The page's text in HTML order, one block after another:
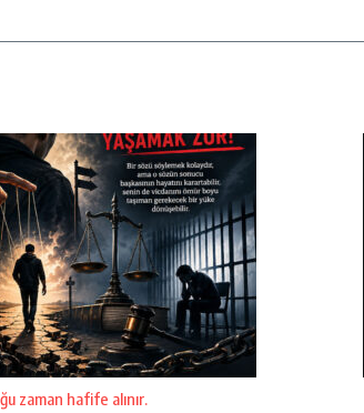
zaman hafife alınır.